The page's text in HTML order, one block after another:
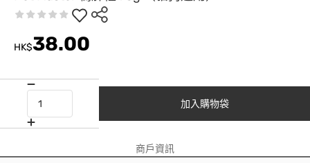
HK$38.00
加入購物袋
商戶資訊